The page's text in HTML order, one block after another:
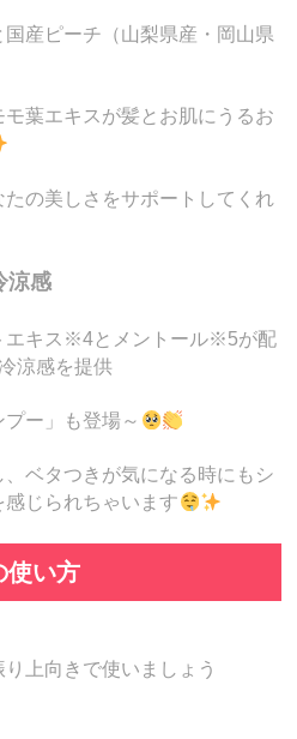
産ピーチ（山梨県産・岡山県
葉エキスが髪とお肌にうるお
の美しさをサポートしてくれ
涼感
エキス※4とメントール※5が配
涼感を提供
ー」も登場～
ベタつきが気になる時にもシ
感じられちゃいます
使い方
上向きで使いましょう